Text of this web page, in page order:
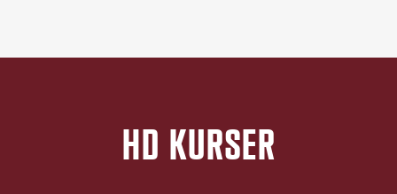
HD KURSER